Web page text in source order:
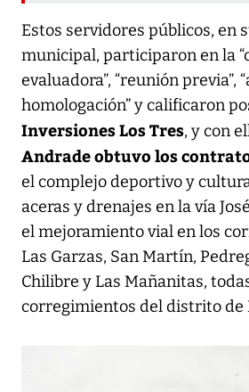
Estos servidores públicos, en
municipal, participaron en la
evaluadora”, “reunión previa”,
homologación” y calificaron
Inversiones Los Tres, y con
Andrade obtuvo los
el complejo deportivo y
aceras y drenajes en la vía
el mejoramiento vial en los
Las Garzas, San Martín,
Chilibre y Las Mañanitas,
corregimientos del distrito de